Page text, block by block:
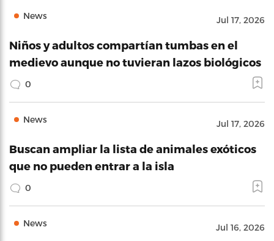
News Jul 17, 2026
Niños y adultos compartían tumbas en el
medievo aunque no tuvieran lazos biológicos
0
News Jul 17, 2026
Buscan ampliar la lista de animales exóticos
que no pueden entrar a la isla
0
News Jul 16, 2026